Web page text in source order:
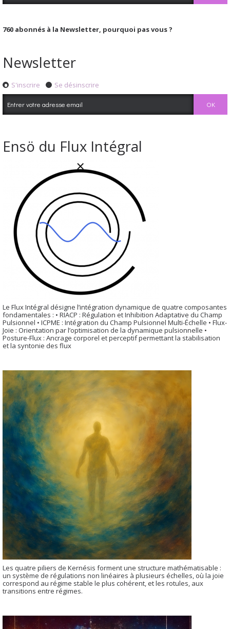
760 abonnés à la Newsletter, pourquoi pas vous ?
Newsletter
S'inscrire Se désinscrire
Ensö du Flux Intégral
Le Flux Intégral désigne l’intégration dynamique de quatre composantes
fondamentales : • RIACP : Régulation et Inhibition Adaptative du Champ
Pulsionnel • ICPME : Intégration du Champ Pulsionnel Multi-Échelle • Flux-
Joie : Orientation par l’optimisation de la dynamique pulsionnelle •
Posture-Flux : Ancrage corporel et perceptif permettant la stabilisation
et la syntonie des flux
Les quatre piliers de Kernésis forment une structure mathématisable :
un système de régulations non linéaires à plusieurs échelles, où la joie
correspond au régime stable le plus cohérent, et les rotules, aux
transitions entre régimes.